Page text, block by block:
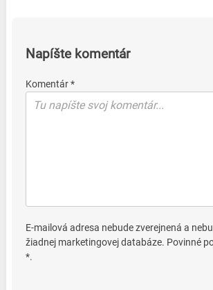
Napíšte komentár
Komentár *
E-mailová adresa nebude zverejnená a
žiadnej marketingovej databáze. Povinné
*.